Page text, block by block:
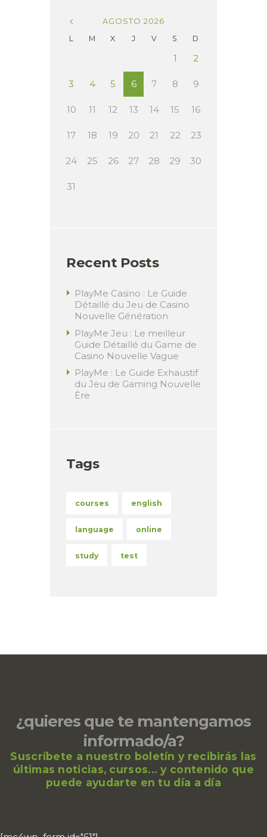
AGOSTO 2026
L
M X J V S D
1 2
3 4 5 6 7 8 9
10 11 12 13 14 15 16
17 18 19 20 21 22 23
24 25 26 27 28 29 30
31
Recent Posts
PlayMe Casino : Le Guide
Détaillé du Jeu de Casino
Nouvelle Génération
PlayMe Jeu : Le meilleur
Guide Détaillé du Game de
Casino Nouvelle Vague
PlayMe : Le Guide Exhaustif
du Jeu de Gaming Nouvelle
Ère
Tags
courses english
language online
study test
¿quieres que te mantengamos
informado/a?
Suscríbete a nuestro boletín y recibirás las
últimas noticias, cursos... y contenido que
puede ayudarte en tu día a día